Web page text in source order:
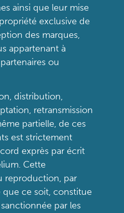
ainsi que leur mise
exclusive de
des marques,
appartenant à
ou
distribution,
retransmission
partielle, de ces
est strictement
exprès par écrit
Cette
reproduction, par
ce soit, constitue
par les